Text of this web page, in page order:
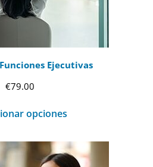
Ejecutivas
€79.00
opciones